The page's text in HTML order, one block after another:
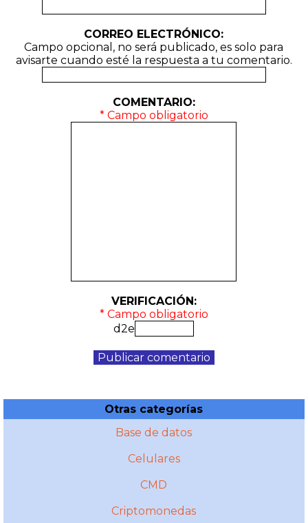
CORREO ELECTRÓNICO:
Campo opcional, no será publicado, es solo para
avisarte cuando esté la respuesta a tu comentario.
COMENTARIO:
* Campo obligatorio
VERIFICACIÓN:
* Campo obligatorio
d2e
Otras categorías
Base de datos
Celulares
CMD
Criptomonedas